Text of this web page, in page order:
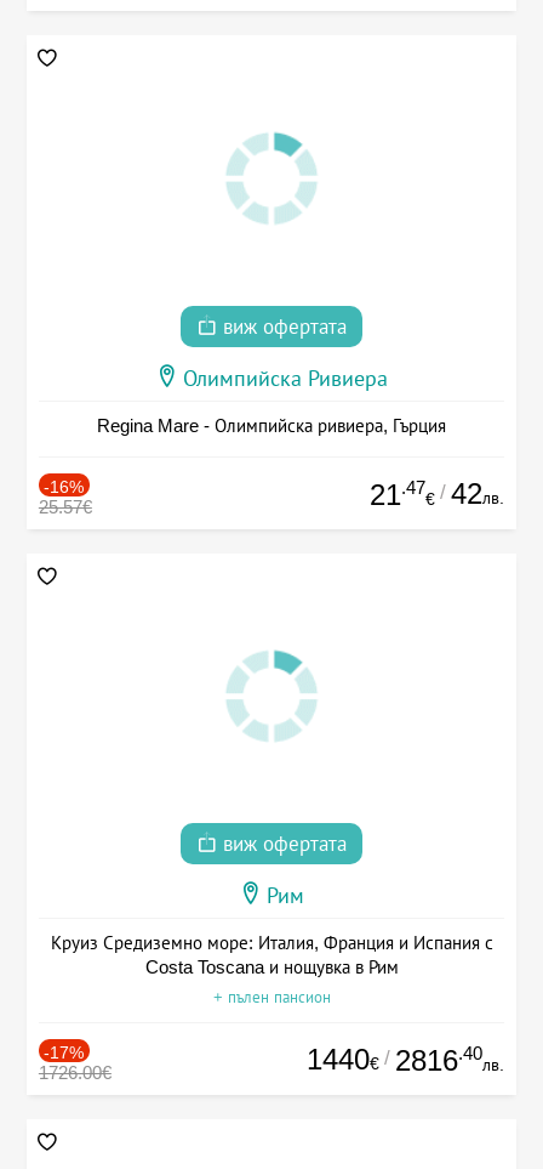
виж офертата
Олимпийска Ривиера
Regina Mare - Олимпийска ривиера, Гърция
-16%
25.57€ 21.47
€ / 42лв.
виж офертата
Рим
Круиз Средиземно море: Италия, Франция и Испания с
Costa Toscana и нощувка в Рим
+ пълен пансион
-17%
1726.00€ 1440€ / 2816.40
лв.